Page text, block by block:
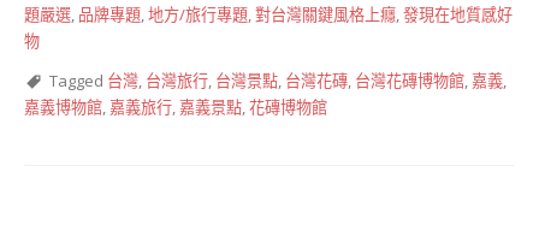
題嚴選, 品牌專題,地方/旅行專題,對台灣關鍵風格上癮,發現在地質感好
物
Tagged 台灣, 台灣旅行, 台灣景點, 台灣花磚, 台灣花磚博物館, 嘉義,
嘉義博物館, 嘉義旅行, 嘉義景點,花磚博物館